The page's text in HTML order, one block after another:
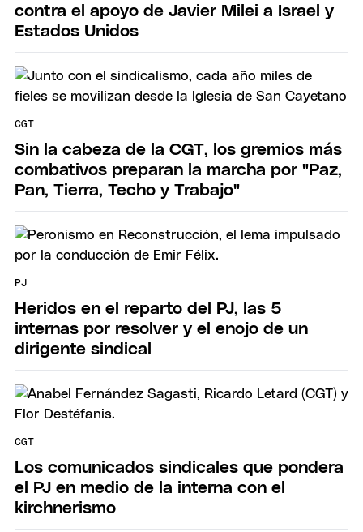
contra el apoyo de Javier Milei a Israel y
Estados Unidos
CGT
Sin la cabeza de la CGT, los gremios más
combativos preparan la marcha por "Paz,
Pan, Tierra, Techo y Trabajo"
PJ
Heridos en el reparto del PJ, las 5
internas por resolver y el enojo de un
dirigente sindical
CGT
Los comunicados sindicales que pondera
el PJ en medio de la interna con el
kirchnerismo